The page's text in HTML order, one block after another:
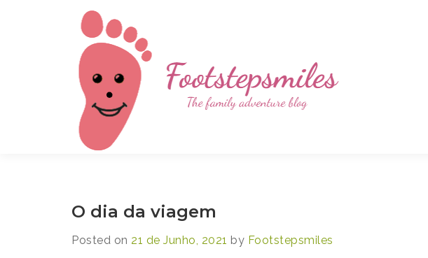
O dia da viagem
Posted on 21 de Junho, 2021 by Footstepsmiles